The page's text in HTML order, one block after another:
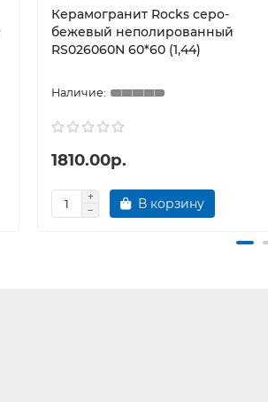
Керамогранит Rocks серо-
бежевый неполированный
RS026060N 60*60 (1,44)
1810.00р.
В корзину